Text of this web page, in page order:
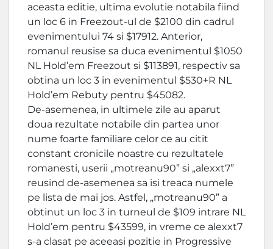
aceasta editie, ultima evolutie notabila fiind
un loc 6 in Freezout-ul de $2100 din cadrul
evenimentului 74 si $17912. Anterior,
romanul reusise sa duca evenimentul $1050
NL Hold’em Freezout si $113891, respectiv sa
obtina un loc 3 in evenimentul $530+R NL
Hold’em Rebuty pentru $45082.
De-asemenea, in ultimele zile au aparut
doua rezultate notabile din partea unor
nume foarte familiare celor ce au citit
constant cronicile noastre cu rezultatele
romanesti, userii „motreanu90” si „alexxt7”
reusind de-asemenea sa isi treaca numele
pe lista de mai jos. Astfel, „motreanu90” a
obtinut un loc 3 in turneul de $109 intrare NL
Hold’em pentru $43599, in vreme ce alexxt7
s-a clasat pe aceeasi pozitie in Progressive